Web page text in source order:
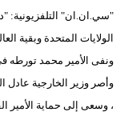
"سي.ان.ان" التلفزيونية:
الولايات المتحدة وبقية
ونفى الأمير محمد تورطه
وأصر وزير الخارجية عادل
، وسعى إلى حماية الأمير